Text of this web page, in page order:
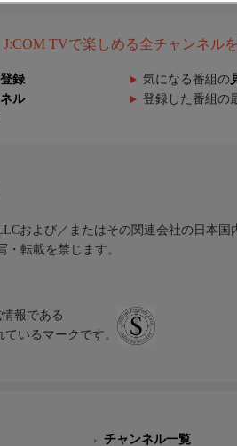
TVで楽しめる全チャンネル
録 気になる番組の
ル 登録した番組の
および／またはその関連会社の日本国
転載を禁じます。
報である
いるマークです。
チャンネル一覧